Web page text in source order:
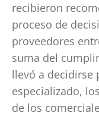
recibieron
proceso de
proveedores
suma del
llevó a decidirse
especializado,
de los